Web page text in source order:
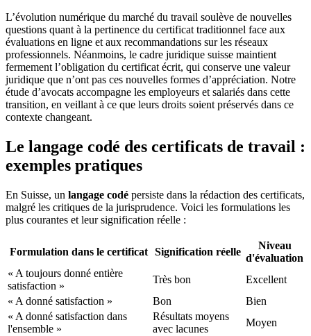
L’évolution numérique du marché du travail soulève de nouvelles
questions quant à la pertinence du certificat traditionnel face aux
évaluations en ligne et aux recommandations sur les réseaux
professionnels. Néanmoins, le cadre juridique suisse maintient
fermement l’obligation du certificat écrit, qui conserve une valeur
juridique que n’ont pas ces nouvelles formes d’appréciation. Notre
étude d’avocats accompagne les employeurs et salariés dans cette
transition, en veillant à ce que leurs droits soient préservés dans ce
contexte changeant.
Le langage codé des certificats de travail :
exemples pratiques
En Suisse, un langage codé persiste dans la rédaction des certificats,
malgré les critiques de la jurisprudence. Voici les formulations les
plus courantes et leur signification réelle :
Formulation dans le certificat Signification réelle
Niveau
d'évaluation
« A toujours donné entière
satisfaction »
Très bon
Excellent
« A donné satisfaction »
Bon
Bien
« A donné satisfaction dans
l'ensemble »
Résultats moyens
avec lacunes
Moyen